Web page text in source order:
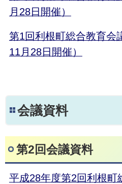
月28日開催）
第1回利根町総合教育会
11月28日開催）
会議資料
第2回会議資料
平成28年度第2回利根町